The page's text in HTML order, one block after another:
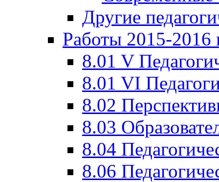
Другие
Работы 2015-2016
8.01 V
8.01 VI
8.02
8.03
8.04
8.06